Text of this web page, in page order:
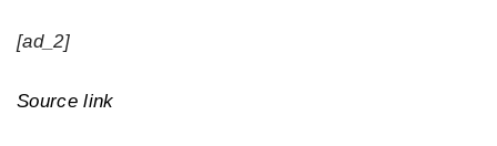
[ad_2]
Source link